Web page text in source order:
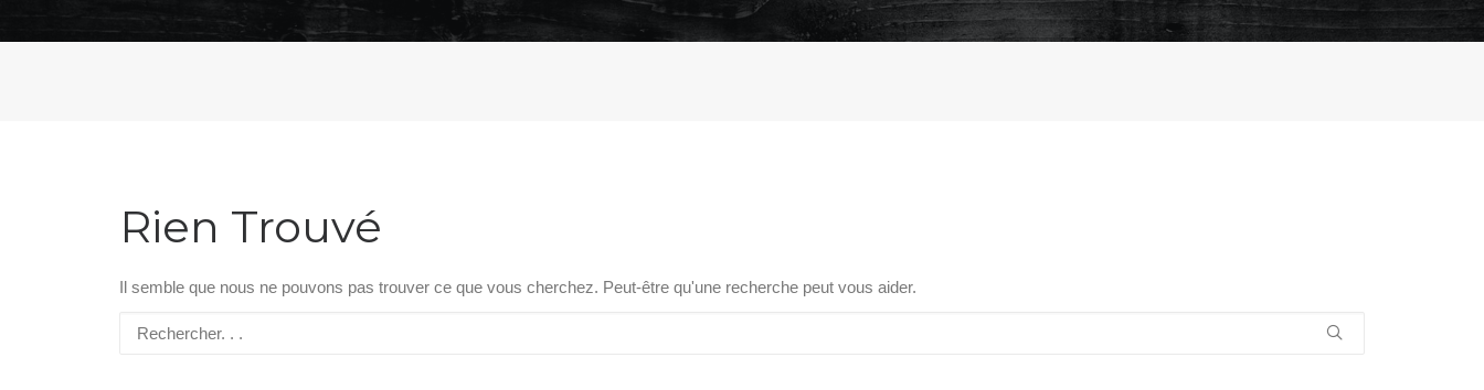
Rien Trouvé
Il semble que nous ne pouvons pas trouver ce que vous cherchez. Peut-être qu'une recherche peut vous aider.